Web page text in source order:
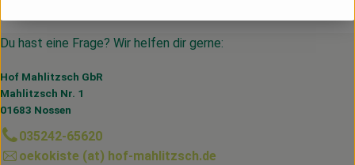
Du hast eine Frage? Wir helfen dir gerne:
Hof Mahlitzsch GbR
Mahlitzsch Nr. 1
01683 Nossen
035242-65620
oekokiste (at) hof-mahlitzsch.de